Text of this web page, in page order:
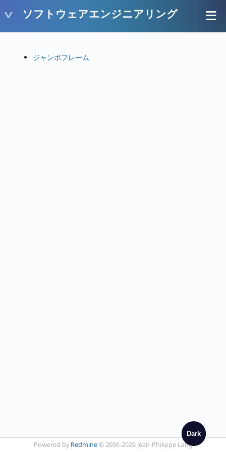
Dark
ソフトウェアエンジニアリング
ジャンボフレーム
Powered by Redmine© 2006-2026 Jean-Philippe Lang